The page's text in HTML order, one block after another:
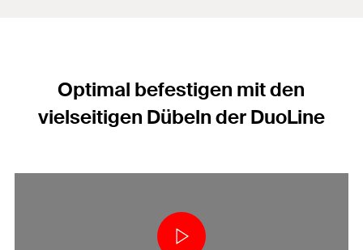
Optimal befestigen mit den
vielseitigen Dübeln der DuoLine